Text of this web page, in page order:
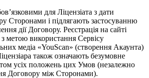
для Ліцензіата з дати
Сторонами і підлягають застосуванню
дії Договору. Реєстрація на сайті
з метою використання Сервісу
медіа «YouScan» (створення Акаунта)
також означають безумовне
усіх положень цих Умов (незалежно
Договору між Сторонами).